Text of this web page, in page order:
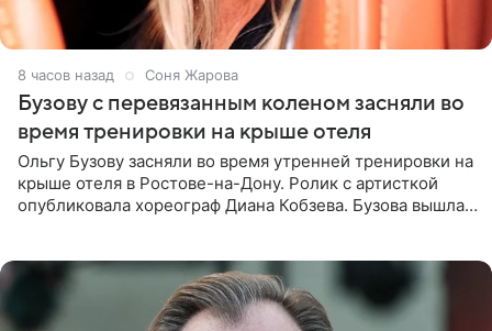
8 часов назад Соня Жарова
Бузову с перевязанным коленом засняли во
время тренировки на крыше отеля
Ольгу Бузову засняли во время утренней тренировки на
крыше отеля в Ростове-на-Дону. Ролик с артисткой
опубликовала хореограф Диана Кобзева. Бузова вышла